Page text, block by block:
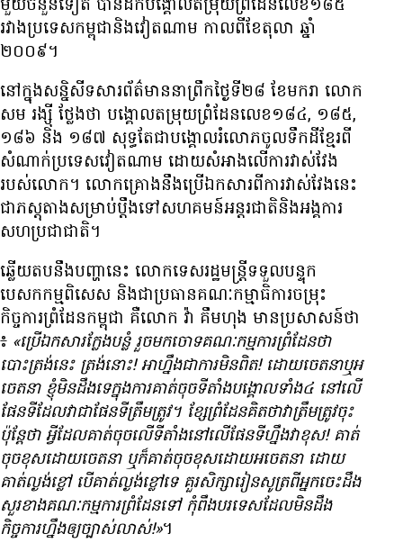
មួយចំនួន​ទៀត បាន​ដក​បង្គោល​តម្រុយ​ព្រំដែន​លេខ​១៨៥
រវាង​ប្រទេស​កម្ពុជា​និងវៀតណាម កាល​ពី​ខែ​តុលា ឆ្នាំ​
២០០៩។
នៅ​ក្នុង​សន្និសីទ​សារព័ត៌មាន​នា​ព្រឹក​ថ្ងៃ​ទី​២៨ ខែ​មករា លោក
សម រង្ស៊ី ថ្លែង​ថា បង្គោល​តម្រុយ​ព្រំដែន​លេខ​១៨៤, ១៨៥,
១៨៦ និង ១៨៧ សុទ្ធ​តែ​ជា​បង្គោល​រំលោភ​ចូល​ទឹក​ដី​ខ្មែរ​ពី​
សំណាក់​ប្រទេស​វៀតណាម ដោយ​សំអាង​លើ​ការ​វាស់វែង​
របស់​លោក។ លោក​គ្រោង​នឹង​ប្រើ​ឯកសារ​ពី​ការ​វាស់វែង​នេះ​
ជា​ភស្តុតាង​សម្រាប់​ប្តឹង​ទៅ​សហគមន៍​អន្តរជាតិ​និង​អង្គការ​
សហ​ប្រជាជាតិ។
ឆ្លើយ​តប​នឹង​បញ្ហា​នេះ លោក​ទេស​រដ្ឋមន្រ្តី​ទទួល​បន្ទុក​
បេសកកម្ម​ពិសេស និង​ជា​ប្រធាន​គណៈកម្មាធិការ​ចម្រុះ​
កិច្ចការ​ព្រំដែន​កម្ពុជា គឺ​លោក វ៉ា គឹមហុង មាន​ប្រសាសន៍​ថា
៖ «ប្រើ​ឯកសារ​ក្លែង​បន្លំ រួច​មក​ចោទ​គណៈកម្មការ​ព្រំដែន​ថា
បោះ​ត្រង់​នេះ ត្រង់​នោះ! អា​ហ្នឹង​ជា​ការ​មិន​ពិត! ដោយ​ចេតនា​ឬ​អ
ចេតនា ខ្ញុំ​មិន​ដឹង​ទេ​ក្នុង​ការ​គាត់​ចុច​ទីតាំង​បង្គោល​ទាំង​៤ នៅ​លើ​
ផែនទី​ដែល​វា​ជា​ផែនទី​ត្រឹមត្រូវ។ ខ្សែ​ព្រំដែន​គិត​ថា​វា​ត្រឹមត្រូវ​ចុះ
ប៉ុន្តែ​ថា អ្វី​ដែល​គាត់​ចុច​លើ​ទីតាំង​នៅ​លើ​ផែនទី​ហ្នឹង​វា​ខុស! គាត់​
ចុច​ខុស​ដោយ​ចេតនា ឬ​ក៏​គាត់​ចុច​ខុស​ដោយ​អចេតនា ដោយ​
គាត់​ល្ងង់​ខ្លៅ បើ​គាត់​ល្ងង់​ខ្លៅ​ទេ គួរ​សិក្សា​រៀន​សូត្រ​ពី​អ្នក​ចេះ​ដឹង
សួរ​ខាង​គណៈកម្មការ​ព្រំដែន​ទៅ កុំ​ពឹង​បរទេស​ដែល​មិន​ដឹង​
កិច្ចការ​ហ្នឹង​ឲ្យ​ច្បាស់លាស់!»។